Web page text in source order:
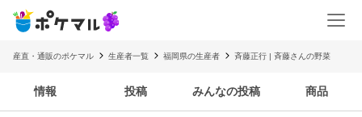
産直・通販のポケマル 生産者一覧 福岡県の生産者 斉藤正行 | 斉藤さんの野菜
情報 投稿 みんなの投稿 商品